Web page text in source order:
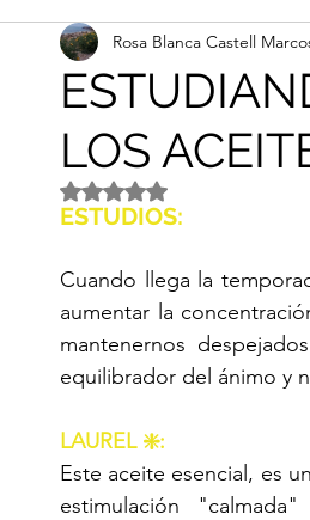
Terapia del Sonido y
LOS
Rosa Blanca Castell
Obtuvo NaN de 5 estrellas.
ESTUDIOS:
Cuando llega la
aumentar la
mantenernos
equilibrador del ánimo y
LAUREL ❇️:
Este aceite esencial, es
estimulación